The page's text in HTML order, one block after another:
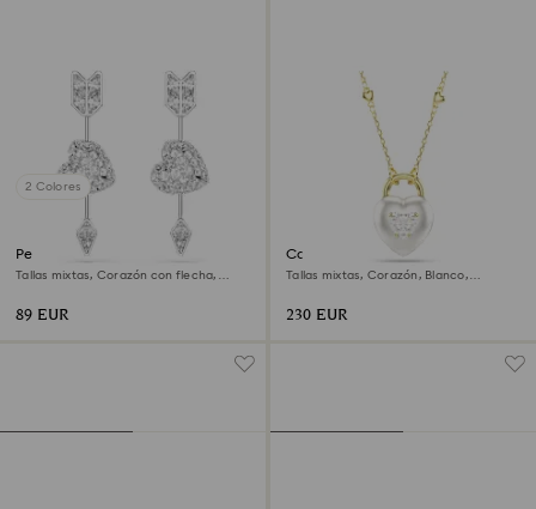
2 Colores
Pendientes Idyllia
Tallas mixtas, Corazón con flecha,
89 EUR
Colgante Idyllia
Tallas mixtas, Corazón, Blanco,
230 EUR